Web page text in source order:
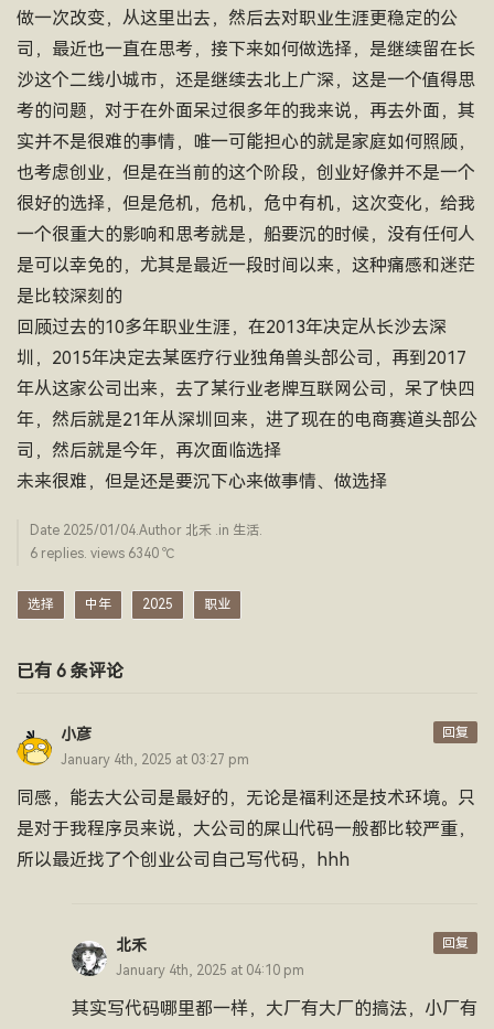
做一次改变，从这里出去，然后去对职业生涯更稳定的公
司，最近也一直在思考，接下来如何做选择，是继续留在长
沙这个二线小城市，还是继续去北上广深，这是一个值得思
考的问题，对于在外面呆过很多年的我来说，再去外面，其
实并不是很难的事情，唯一可能担心的就是家庭如何照顾，
也考虑创业，但是在当前的这个阶段，创业好像并不是一个
很好的选择，但是危机，危机，危中有机，这次变化，给我
一个很重大的影响和思考就是，船要沉的时候，没有任何人
是可以幸免的，尤其是最近一段时间以来，这种痛感和迷茫
是比较深刻的
回顾过去的10多年职业生涯，在2013年决定从长沙去深
圳，2015年决定去某医疗行业独角兽头部公司，再到2017
年从这家公司出来，去了某行业老牌互联网公司，呆了快四
年，然后就是21年从深圳回来，进了现在的电商赛道头部公
司，然后就是今年，再次面临选择
未来很难，但是还是要沉下心来做事情、做选择
Date 2025/01/04.Author 北禾 .in 生活.
6 replies. views 6340 ­℃
选择 中年 2025 职业
已有 6 条评论
小彦
January 4th, 2025 at 03:27 pm
同感，能去大公司是最好的，无论是福利还是技术环境。只
是对于我程序员来说，大公司的屎山代码一般都比较严重，
所以最近找了个创业公司自己写代码，hhh
回复
北禾
January 4th, 2025 at 04:10 pm
其实写代码哪里都一样，大厂有大厂的搞法，小厂有
回复